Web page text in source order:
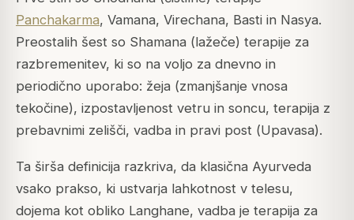
Panchakarma, Vamana, Virechana, Basti in Nasya.
Preostalih šest so Shamana (lažeče) terapije za
razbremenitev, ki so na voljo za dnevno in
periodično uporabo: žeja (zmanjšanje vnosa
tekočine), izpostavljenost vetru in soncu, terapija z
prebavnimi zelišči, vadba in pravi post (Upavasa).
Ta širša definicija razkriva, da klasična Ayurveda
vsako prakso, ki ustvarja lahkotnost v telesu,
dojema kot obliko Langhane, vadba je terapija za